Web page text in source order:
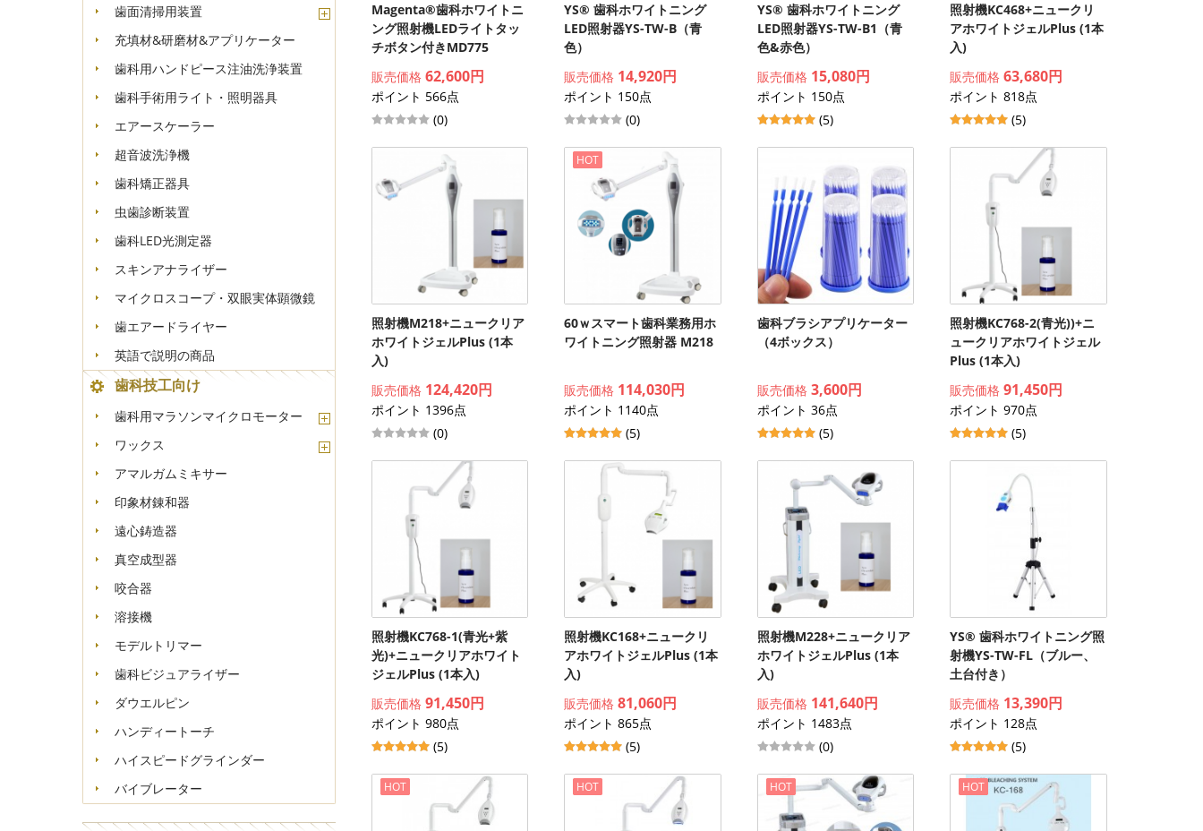
Magenta®歯科ホワイトニ
ング照射機LEDライトタッ
チボタン付きMD775
販売価格 62,600円
ポイント 566点
(0)
YS® 歯科ホワイトニング
LED照射器YS-TW-B（青
色）
販売価格 14,920円
ポイント 150点
(0)
YS® 歯科ホワイトニング
LED照射器YS-TW-B1（青
色&赤色）
販売価格 15,080円
ポイント 150点
(5)
照射機KC468+ニュークリ
アホワイトジェルPlus (1本
入)
販売価格63,680円
ポイント 818点
(5)
照射機M218+ニュークリア
ホワイトジェルPlus (1本
入)
販売価格 124,420円
ポイント 1396点
(0)
HOT
60ｗスマート歯科業務用ホ
ワイトニング照射器 M218
販売価格 114,030円
ポイント 1140点
(5)
歯科ブラシアプリケーター
（4ボックス）
販売価格 3,600円
ポイント 36点
(5)
照射機KC768-2(青光))+ニ
ュークリアホワイトジェル
Plus (1本入)
販売価格91,450円
ポイント 970点
(5)
照射機KC768-1(青光+紫
光)+ニュークリアホワイト
ジェルPlus (1本入)
販売価格 91,450円
ポイント 980点
(5)
照射機KC168+ニュークリ
アホワイトジェルPlus (1本
入)
販売価格81,060円
ポイント 865点
(5)
照射機M228+ニュークリア
ホワイトジェルPlus (1本
入)
販売価格 141,640円
ポイント 1483点
(0)
YS® 歯科ホワイトニング照
射機YS-TW-FL（ブルー、
土台付き）
販売価格 13,390円
ポイント 128点
(5)
HOT HOT HOT HOT
歯面清掃用装置
充填材&研磨材&アプリケーター
歯科用ハンドピース注油洗浄装置
歯科手術用ライト・照明器具
エアースケーラー
超音波洗浄機
歯科矯正器具
虫歯診断装置
歯科LED光測定器
スキンアナライザー
マイクロスコープ・双眼実体顕微鏡
歯エアードライヤー
英語で説明の商品
歯科技工向け
歯科用マラソンマイクロモーター
ワックス
アマルガムミキサー
印象材錬和器
遠心鋳造器
真空成型器
咬合器
溶接機
モデルトリマー
歯科ビジュアライザー
ダウエルピン
ハンディートーチ
ハイスピードグラインダー
バイブレーター